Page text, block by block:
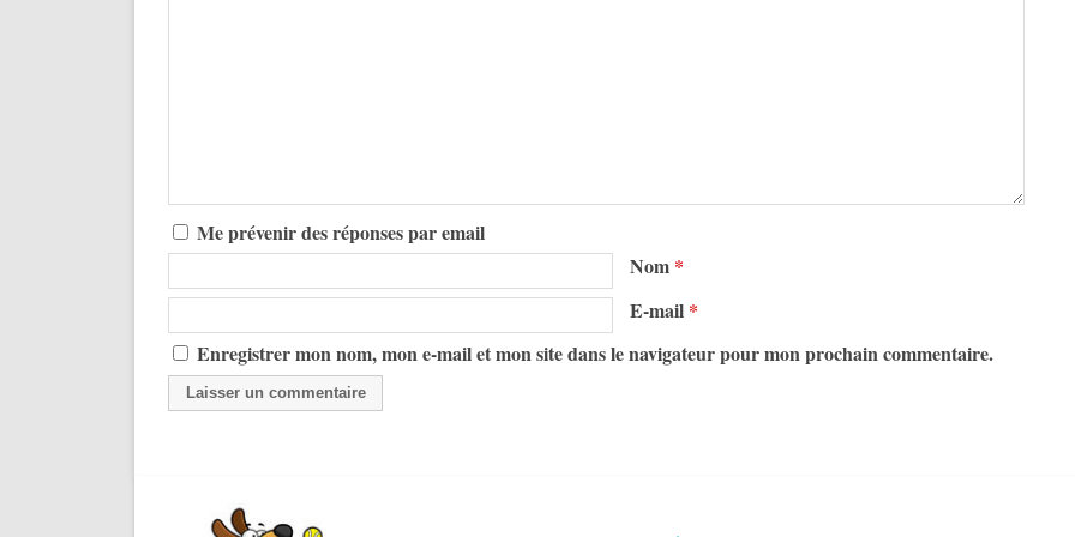
Me prévenir des réponses par email
Nom *
E-mail *
Enregistrer mon nom, mon e-mail et mon site dans le navigateur pour mon prochain commentaire.